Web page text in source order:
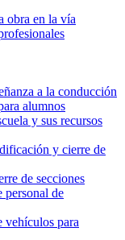
obra en la vía
a la conducción
alumnos
y sus recursos
y cierre de
de secciones
personal de
vehículos para